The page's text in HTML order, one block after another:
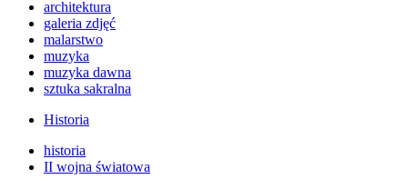
architektura
galeria zdjęć
malarstwo
muzyka
muzyka dawna
sztuka sakralna
Historia
historia
II wojna światowa